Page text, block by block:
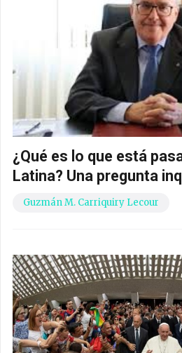
¿Qué es lo que está
Latina? Una pregunta
Guzmán M. Carriquiry Lecour